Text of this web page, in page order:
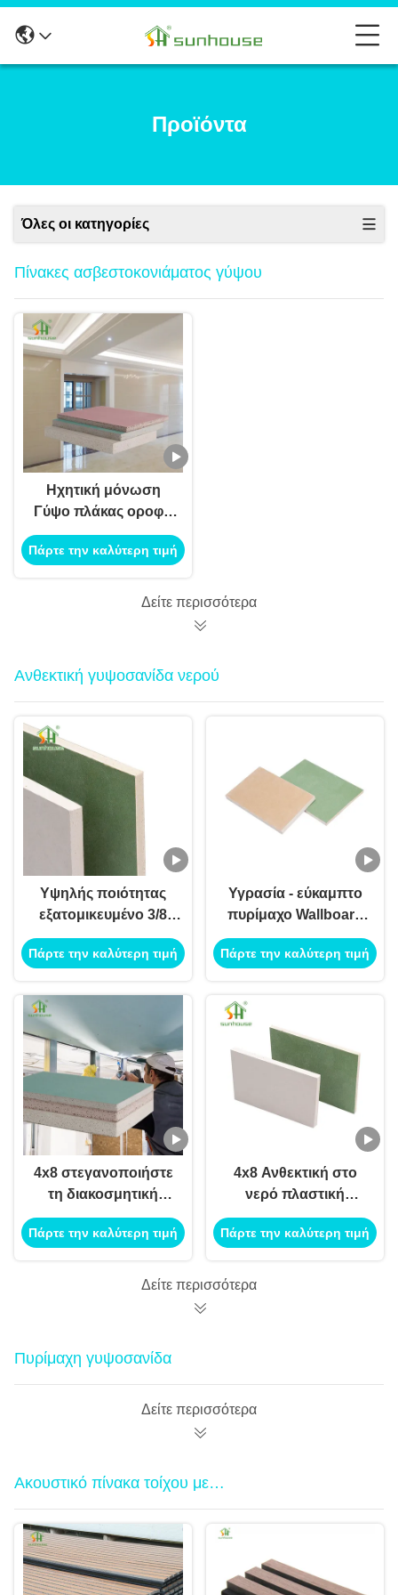
Προϊόντα
Όλες οι κατηγορίες
Πίνακες ασβεστοκονιάματος γύψου
Ηχητική μόνωση
Γύψο πλάκας οροφή
1220X2440Mm
Εσωτερικό μη
Πάρτε την καλύτερη τιμή
Δείτε περισσότερα
Ανθεκτική γυψοσανίδα νερού
Υψηλής ποιότητας
εξατομικευμένο 3/8
ίντσες 1/2 ίντσες
ξυλοπετρώματος
αντοχή σε υγρασία
πλαστική επιφάνεια
Πάρτε την καλύτερη τιμή
Υγρασία - εύκαμπτο
πυρίμαχο Wallboard
1220mm X 2440mm
απόδειξης
Πάρτε την καλύτερη τιμή
4x8 στεγανοποιήστε
τη διακοσμητική
υγρασία πινάκων
γύψου ανθεκτική για
Πάρτε την καλύτερη τιμή
4x8 Ανθεκτική στο
νερό πλαστική
επιφάνεια ανθεκτική
στην υγρασία φύλλα
Πάρτε την καλύτερη τιμή
Δείτε περισσότερα
Πυρίμαχη γυψοσανίδα
Δείτε περισσότερα
Ακουστικό πίνακα τοίχου με
πλακέτες